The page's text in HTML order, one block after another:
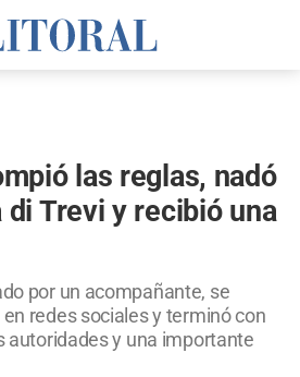
las reglas, nadó
di Trevi y recibió una
por un acompañante, se
redes sociales y terminó con
autoridades y una importante